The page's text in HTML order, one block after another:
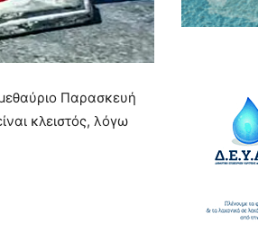
Παρασκευή
κλειστός, λόγω